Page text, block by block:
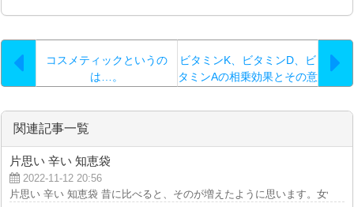
コスメティックというの
は…。
ビタミンK、ビタミンD、ビ
タミンAの相乗効果とその意
関連記事一覧
片思い 辛い 知恵袋
2022-11-12 20:56
片思い 辛い 知恵袋 昔に比べると、そのが増えたように思います。女性は